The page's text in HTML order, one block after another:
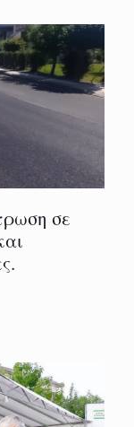
σε